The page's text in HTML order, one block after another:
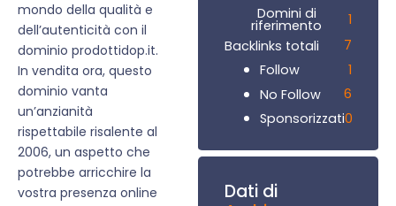
mondo della qualità e
dell’autenticità con il
dominio prodottidop.it.
In vendita ora, questo
dominio vanta
un’anzianità
rispettabile risalente al
2006, un aspetto che
potrebbe arricchire la
vostra presenza online
Domini di
riferimento
1
Backlinks totali
7
Follow
1
No Follow
6
Sponsorizzati0
Dati di